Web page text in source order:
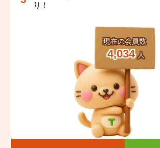
現在の会員数
4,034 人
り！